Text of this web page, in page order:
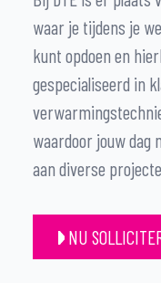
waar je tijdens je
kunt opdoen en
gespecialiseerd in
waardoor jouw dag
aan diverse
NU